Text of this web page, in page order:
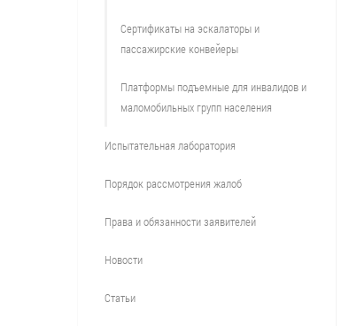
Сертификаты на эскалаторы и
пассажирские конвейеры
Платформы подъемные для инвалидов и
маломобильных групп населения
Испытательная лаборатория
Порядок рассмотрения жалоб
Права и обязанности заявителей
Новости
Статьи